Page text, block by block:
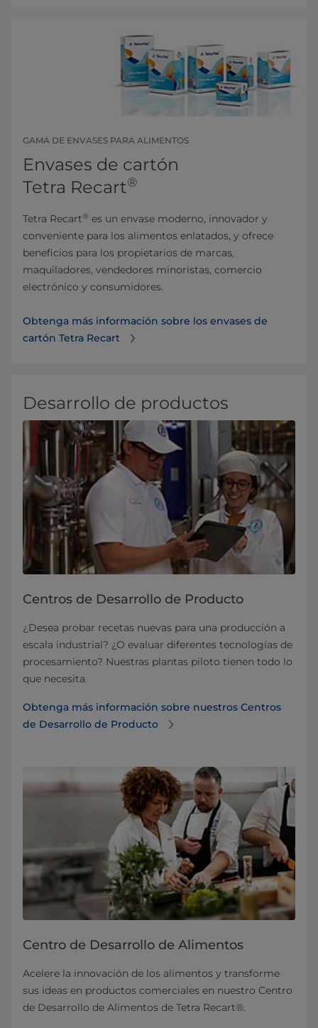
GAMA DE ENVASES PARA ALIMENTOS
Envases de cartón
Tetra Recart®
Tetra Recart® es un envase moderno, innovador y
conveniente para los alimentos enlatados, y ofrece
beneficios para los propietarios de marcas,
maquiladores, vendedores minoristas, comercio
electrónico y consumidores.
Obtenga más información sobre los envases de
cartón Tetra Recart
Desarrollo de productos
Centros de Desarrollo de Producto
¿Desea probar recetas nuevas para una producción a
escala industrial? ¿O evaluar diferentes tecnologías de
procesamiento? Nuestras plantas piloto tienen todo lo
que necesita.
Obtenga más información sobre nuestros Centros
de Desarrollo de Producto
Centro de Desarrollo de Alimentos
Acelere la innovación de los alimentos y transforme
sus ideas en productos comerciales en nuestro Centro
de Desarrollo de Alimentos de Tetra Recart®.